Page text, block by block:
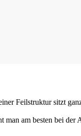
Feilstruktur sitzt
am besten bei